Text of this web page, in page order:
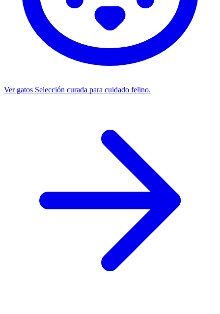
Ver gatos Selección curada para cuidado felino.